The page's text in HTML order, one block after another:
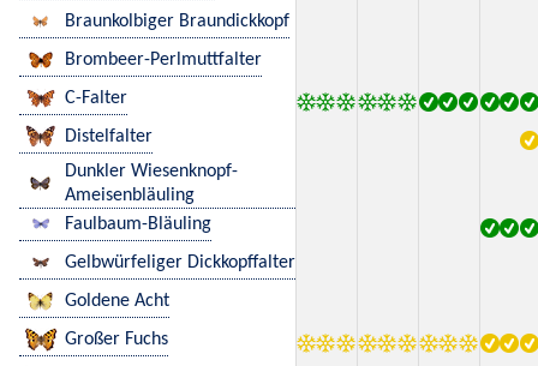
Braunkolbiger Braundickkopf
Brombeer-Perlmuttfalter
C-Falter
Distelfalter
Dunkler Wiesenknopf-
Ameisenbläuling
Faulbaum-Bläuling
Gelbwürfeliger Dickkopffalter
Goldene Acht
Großer Fuchs